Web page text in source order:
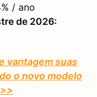
/ ano
de 2026:
vantagem suas
o novo modelo